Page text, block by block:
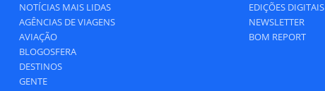
NOTÍCIAS MAIS LIDAS
AGÊNCIAS DE VIAGENS
AVIAÇÃO
BLOGOSFERA
DESTINOS
GENTE
EDIÇÕES DIGITAIS
NEWSLETTER
BOM REPORT